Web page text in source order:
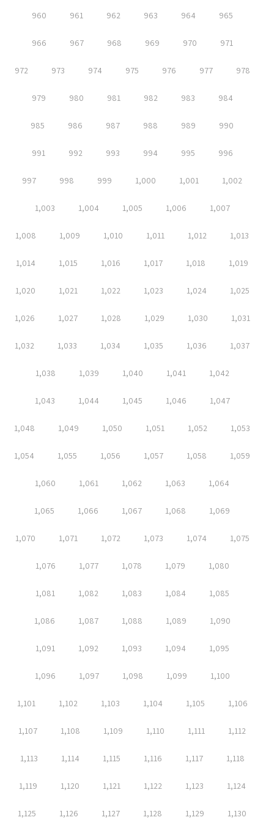
960 961 962 963 964 965
966 967 968 969 970 971
972 973 974 975 976 977 978
979 980 981 982 983 984
985 986 987 988 989 990
991 992 993 994 995 996
997 998 999 1,000 1,001 1,002
1,003 1,004 1,005 1,006 1,007
1,008 1,009 1,010 1,011 1,012 1,013
1,014 1,015 1,016 1,017 1,018 1,019
1,020 1,021 1,022 1,023 1,024 1,025
1,026 1,027 1,028 1,029 1,030 1,031
1,032 1,033 1,034 1,035 1,036 1,037
1,038 1,039 1,040 1,041 1,042
1,043 1,044 1,045 1,046 1,047
1,048 1,049 1,050 1,051 1,052 1,053
1,054 1,055 1,056 1,057 1,058 1,059
1,060 1,061 1,062 1,063 1,064
1,065 1,066 1,067 1,068 1,069
1,070 1,071 1,072 1,073 1,074 1,075
1,076 1,077 1,078 1,079 1,080
1,081 1,082 1,083 1,084 1,085
1,086 1,087 1,088 1,089 1,090
1,091 1,092 1,093 1,094 1,095
1,096 1,097 1,098 1,099 1,100
1,101 1,102 1,103 1,104 1,105 1,106
1,107 1,108 1,109 1,110 1,111 1,112
1,113 1,114 1,115 1,116 1,117 1,118
1,119 1,120 1,121 1,122 1,123 1,124
1,125 1,126 1,127 1,128 1,129 1,130